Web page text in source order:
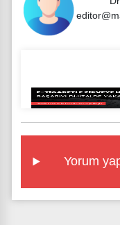
Yorum